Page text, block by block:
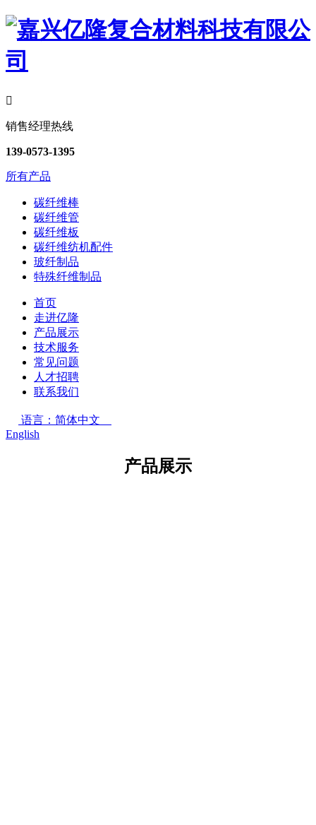

销售经理热线
139-0573-1395
所有产品
碳纤维棒
碳纤维管
碳纤维板
碳纤维纺机配件
玻纤制品
特殊纤维制品
首页
走进亿隆
产品展示
技术服务
常见问题
人才招聘
联系我们
语言：简体中文
English
产品展示